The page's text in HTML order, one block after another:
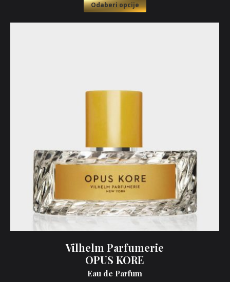
Odaberi opcije
Vilhelm Parfumerie
OPUS KORE
Eau de Parfum